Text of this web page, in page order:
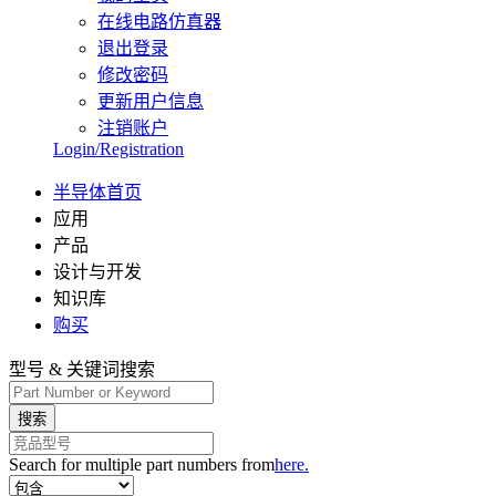
在线电路仿真器
退出登录
修改密码
更新用户信息
注销账户
Login/Registration
半导体首页
应用
产品
设计与开发
知识库
购买
型号 & 关键词搜索
搜索
Search for multiple part numbers fromhere.